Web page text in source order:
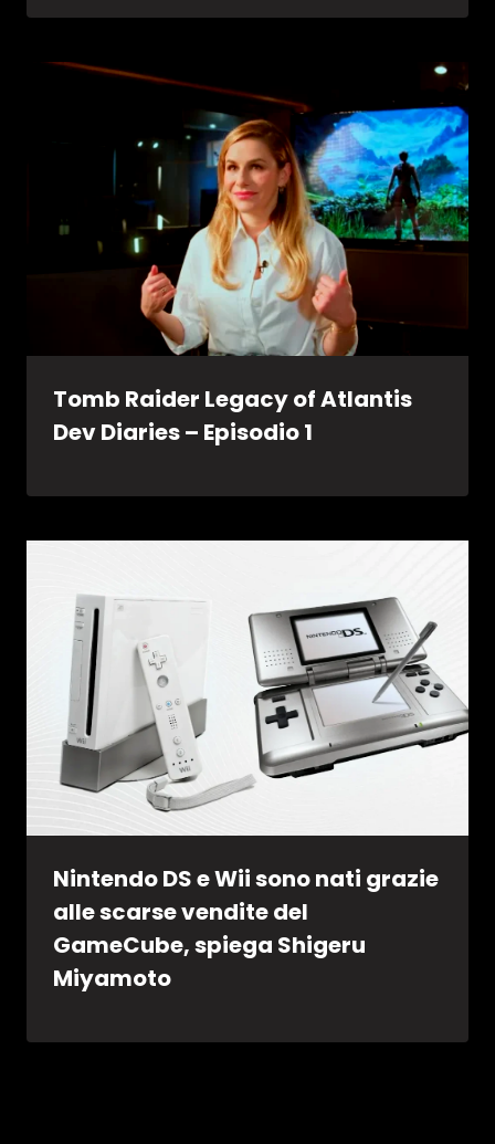
Tomb Raider Legacy of Atlantis
Dev Diaries – Episodio 1
Nintendo DS e Wii sono nati grazie
alle scarse vendite del
GameCube, spiega Shigeru
Miyamoto